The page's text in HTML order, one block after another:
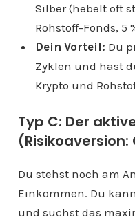
Silber (hebelt oft
Rohstoff-Fonds, 5
Dein Vorteil: Du
Zyklen und hast
Krypto und
Typ C: Der
Du stehst noch am
Einkommen. Du
und suchst das